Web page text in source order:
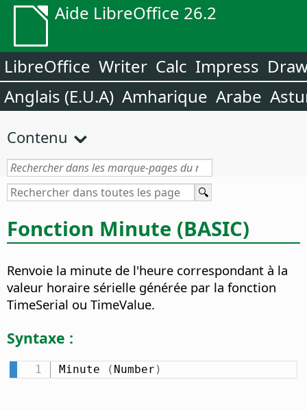
Aide LibreOffice 26.2
LibreOffice Writer Calc Impress
Anglais (E.U.A) Amharique Arabe
Contenu
Fonction Minute (BASIC)
Renvoie la minute de l'heure correspondant à la
valeur horaire sérielle générée par la fonction
TimeSerial ou TimeValue.
Syntaxe :
Minute ( Number )